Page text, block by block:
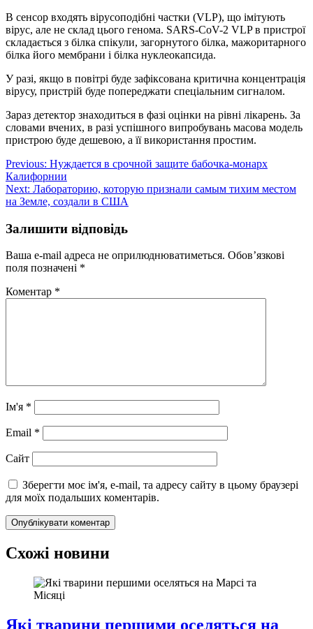
В сенсор входять вірусоподібні частки (VLP), що імітують
вірус, але не склад цього генома. SARS-CoV-2 VLP в пристрої
складається з білка спікули, загорнутого білка, мажоритарного
білка його мембрани і білка нуклеокапсида.
У разі, якщо в повітрі буде зафіксована критична концентрація
вірусу, пристрій буде попереджати спеціальним сигналом.
Зараз детектор знаходиться в фазі оцінки на рівні лікарень. За
словами вчених, в разі успішного випробувань масова модель
пристрою буде дешевою, а її використання простим.
Навігація
записів
Previous: Нуждается в срочной защите бабочка-монарх
Калифорнии
Next: Лабораторию, которую признали самым тихим местом
на Земле, создали в США
Залишити відповідь
Ваша e-mail адреса не оприлюднюватиметься. Обов’язкові
поля позначені *
Коментар *
Ім'я *
Email *
Сайт
Зберегти моє ім'я, e-mail, та адресу сайту в цьому браузері
для моїх подальших коментарів.
Схожі новини
Які тварини першими оселяться на